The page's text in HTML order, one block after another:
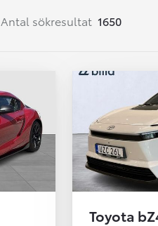
Corolla
HYBRID
Antal sökresultat 1650
Toyota